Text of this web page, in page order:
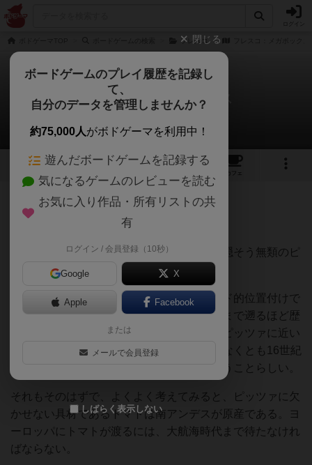
フレスコ
フレスコ：メガボックス
山本 右近さんのレビュー
3 2
カフェ
442名 7名 0 12ヶ月前
ピッツァはお好きだろうか？わたしは何を隠そう無類のピ
ッツァ好きである。
ピッツァは今でこそイタリアのソウルフード的位置付けで
あり、その起源を辿ると古代ローマの時代まで遡るほど歴
史のある食べ物だが、我々がイメージするピッツァに近い
ものになったのは意外と最近のようで、少なくとも16世紀
以降のナポリが近代ピッツァ誕生の地ということらしい。
それもそのはずで、よくよく考えてみると、ピッツァに欠
かせない具材であるトマトは南アンデスが原産である。ヨ
ーロッパにトマトが渡るには、大航海時代まで待たなけれ
ばならない。
閉じる
ボードゲームのプレイ履歴を記録し
て、
自分のデータを管理しませんか？
約75,000人がボドゲーマを利用中！
遊んだボードゲームを記録する
気になるゲームのレビューを読む
お気に入り作品・所有リストの共
有
ログイン / 会員登録（10秒）
Google X
Apple Facebook
または
メールで会員登録
しばらく表示しない